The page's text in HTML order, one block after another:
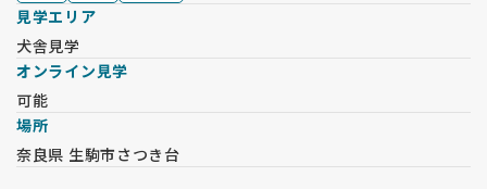
見学エリア
犬舎見学
オンライン見学
可能
場所
奈良県 生駒市さつき台